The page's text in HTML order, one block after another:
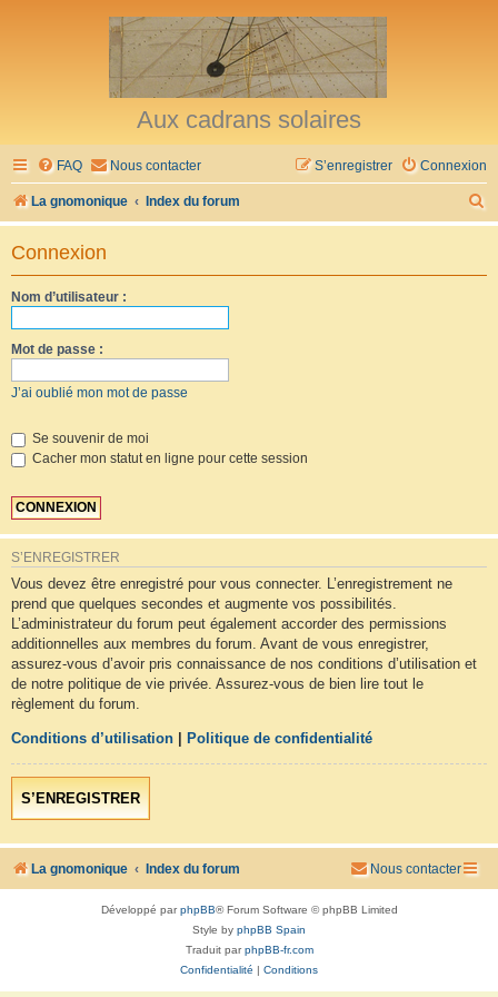
Aux cadrans solaires
FAQ Nous contacter Connexion
S’enregistrer
La gnomonique Index du forum
e
Connexion
Nom d’utilisateur :
Mot de passe :
J’ai oublié mon mot de passe
Se souvenir de moi
Cacher mon statut en ligne pour cette session
S’ENREGISTRER
Vous devez être enregistré pour vous connecter. L’enregistrement ne
prend que quelques secondes et augmente vos possibilités.
L’administrateur du forum peut également accorder des permissions
additionnelles aux membres du forum. Avant de vous enregistrer,
assurez-vous d’avoir pris connaissance de nos conditions d’utilisation et
de notre politique de vie privée. Assurez-vous de bien lire tout le
règlement du forum.
Conditions d’utilisation Politique de confidentialité
S’ENREGISTRER
La gnomonique Index du forum Nous contacter
Développé parphpBB® Forum Software © phpBB Limited
Style by phpBB Spain
Traduit parphpBB-fr.com
Confidentialité
Conditions